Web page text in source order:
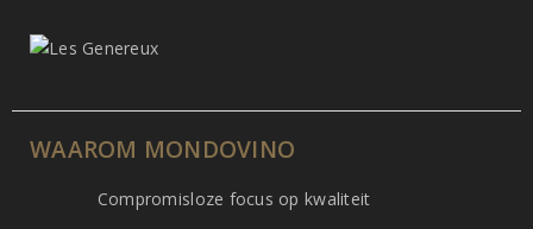
WAAROM MONDOVINO
Compromisloze focus op kwaliteit